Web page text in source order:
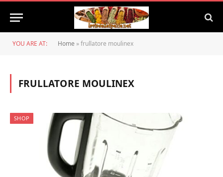
YOU ARE AT: Home »frullatore moulinex
FRULLATORE MOULINEX
SHOP